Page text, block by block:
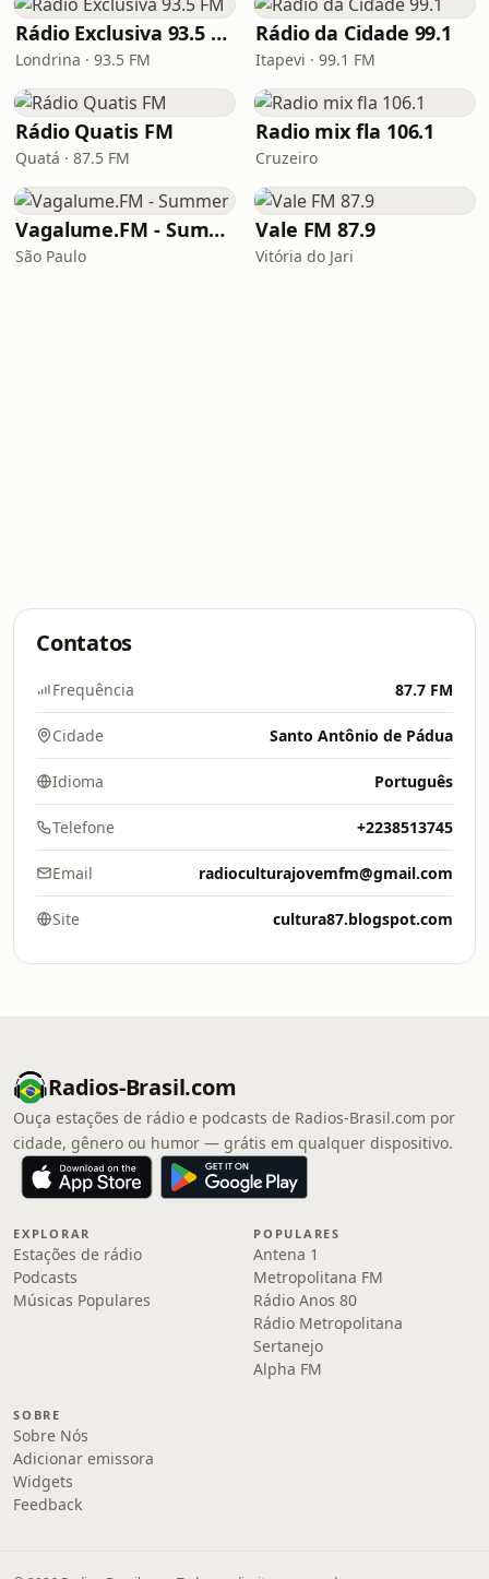
Rádio Exclusiva 93.5 FM
Londrina · 93.5 FM
Rádio da Cidade 99.1
Itapevi · 99.1 FM
Rádio Quatis FM
Quatá · 87.5 FM
Radio mix fla 106.1
Cruzeiro
Vagalume.FM - Summer
São Paulo
Vale FM 87.9
Vitória do Jari
Contatos
Frequência 87.7 FM
Cidade Santo Antônio de Pádua
Idioma Português
Telefone +2238513745
Email radioculturajovemfm@gmail.com
Site cultura87.blogspot.com
Radios-Brasil.com
Ouça estações de rádio e podcasts de Radios-Brasil.com por
cidade, gênero ou humor — grátis em qualquer dispositivo.
EXPLORAR
Estações de rádio
Podcasts
Músicas Populares
POPULARES
Antena 1
Metropolitana FM
Rádio Anos 80
Rádio Metropolitana
Sertanejo
Alpha FM
SOBRE
Sobre Nós
Adicionar emissora
Widgets
Feedback